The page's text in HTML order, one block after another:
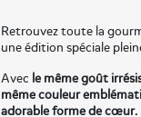
Retrouvez toute la
une édition spéciale
Avec le même goût
même couleur
adorable forme de cœur.